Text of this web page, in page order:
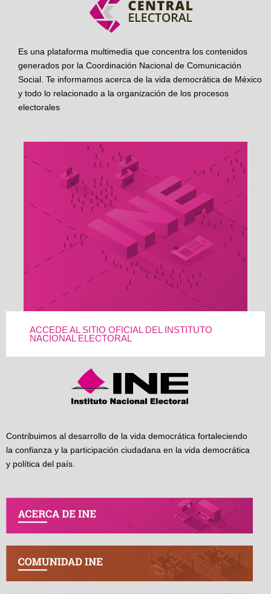
Es una plataforma multimedia que concentra los contenidos
generados por la Coordinación Nacional de Comunicación
Social. Te informamos acerca de la vida democrática de México
y todo lo relacionado a la organización de los procesos
electorales
ACCEDE AL SITIO OFICIAL DEL INSTITUTO
NACIONAL ELECTORAL
Contribuimos al desarrollo de la vida democrática fortaleciendo
la confianza y la participación ciudadana en la vida democrática
y política del país.